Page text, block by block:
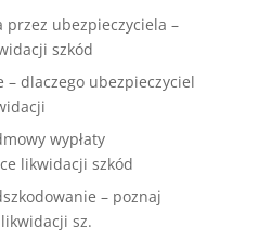
przez ubezpieczyciela –
szkód
– dlaczego ubezpieczyciel
wypłaty
likwidacji szkód
– poznaj
sz.